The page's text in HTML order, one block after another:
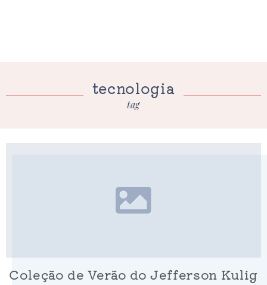
tecnologia
tag
Coleção de Verão do Jefferson Kulig